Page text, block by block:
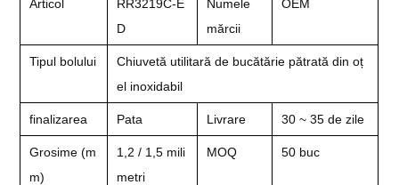
Articol
RR3219C-E
D
Numele
mărcii
OEM
Tipul bolului
Chiuvetă utilitară de bucătărie pătrată din oț
el inoxidabil
finalizarea Pata Livrare 30 ~ 35 de zile
Grosime (m
m)
1,2 / 1,5 mili
metri
MOQ 50 buc